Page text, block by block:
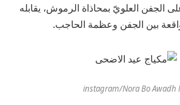
الجفن العلويّ بمحاذاة الرموش، يقابله
بين الجفن وعظمة الحاجب.
instagram/Nora Bo Awadh